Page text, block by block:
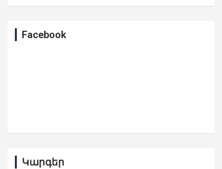
Facebook
Կարգեր